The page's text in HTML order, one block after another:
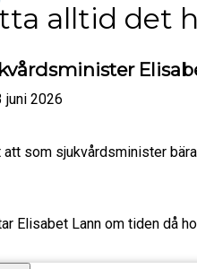
alltid det
juni 2026
att som sjukvårdsminister
Elisabet Lann om tiden då